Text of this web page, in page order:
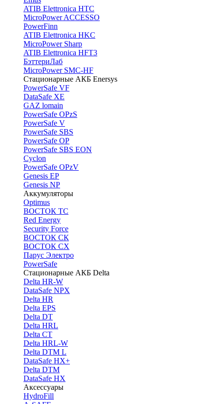
ATIB Elettronica HTC
MicroPower ACCESSO
PowerFinn
ATIB Elettronica HKC
MicroPower Sharp
ATIB Elettronica HFT3
БэттериЛаб
MicroPower SMC-HF
Стационарные АКБ Enersys
PowerSafe VF
DataSafe XE
GAZ lomain
PowerSafe OPzS
PowerSafe V
PоwerSafe SBS
PowerSafe OP
PоwerSafe SBS EON
Cyclon
PowerSafe OPzV
Genesis EP
Genesis NP
Аккумуляторы
Optimus
ВОСТОК ТС
Red Energy
Security Force
ВОСТОК СК
ВОСТОК СХ
Парус Электро
PowerSafe
Стационарные АКБ Delta
Delta HR-W
DataSafe NPX
Delta HR
Delta EPS
Delta DT
Delta HRL
Delta CT
Delta HRL-W
Delta DTM L
DataSafe HX+
Delta DTM
DataSafe HX
Аксессуары
HydroFill